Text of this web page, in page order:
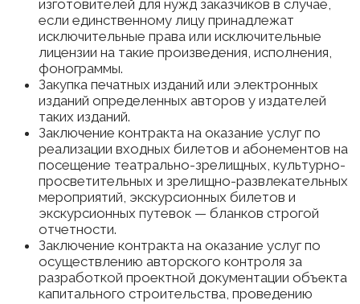
изготовителей для нужд заказчиков в случае,
если единственному лицу принадлежат
исключительные права или исключительные
лицензии на такие произведения, исполнения,
фонограммы.
Закупка печатных изданий или электронных
изданий определенных авторов у издателей
таких изданий.
Заключение контракта на оказание услуг по
реализации входных билетов и абонементов на
посещение театрально-зрелищных, культурно-
просветительных и зрелищно-развлекательных
мероприятий, экскурсионных билетов и
экскурсионных путевок — бланков строгой
отчетности.
Заключение контракта на оказание услуг по
осуществлению авторского контроля за
разработкой проектной документации объекта
капитального строительства, проведению